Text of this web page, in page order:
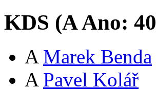
KDS (AAno: 40
A Marek Benda
A Pavel Kolář